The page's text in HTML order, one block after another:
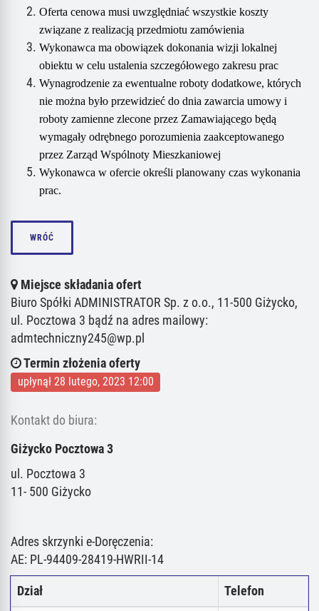
Oferta cenowa musi uwzględniać wszystkie koszty
związane z realizacją przedmiotu zamówienia
Wykonawca ma obowiązek dokonania wizji lokalnej
obiektu w celu ustalenia szczegółowego zakresu prac
Wynagrodzenie za ewentualne roboty dodatkowe, których
nie można było przewidzieć do dnia zawarcia umowy i
roboty zamienne zlecone przez Zamawiającego będą
wymagały odrębnego porozumienia zaakceptowanego
przez Zarząd Wspólnoty Mieszkaniowej
Wykonawca w ofercie określi planowany czas wykonania
prac.
WRÓĆ
Miejsce składania ofert
Biuro Spółki ADMINISTRATOR Sp. z o.o., 11-500 Giżycko,
ul. Pocztowa 3 bądź na adres mailowy:
admtechniczny245@wp.pl
Termin złożenia oferty
upłynął 28 lutego, 2023 12:00
Kontakt do biura:
Giżycko Pocztowa 3
ul. Pocztowa 3
11- 500 Giżycko
Adres skrzynki e-Doręczenia:
AE: PL-94409-28419-HWRII-14
Dział Telefon